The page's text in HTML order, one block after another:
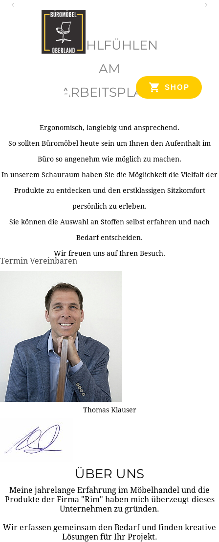
SHOP
WOHLFÜHLEN
AM
ARBEITSPLATZ
Ergonomisch, langlebig und ansprechend.
So sollten Büromöbel heute sein um Ihnen den Aufenthalt im
Büro so angenehm wie möglich zu machen.
In unserem Schauraum haben Sie die Möglichkeit die Vielfalt der
Produkte zu entdecken und den erstklassigen Sitzkomfort
persönlich zu erleben.
Sie können die Auswahl an Stoffen selbst erfahren und nach
Bedarf entscheiden.
Wir freuen uns auf Ihren Besuch.
Termin Vereinbaren
Thomas Klauser
ÜBER UNS
Meine jahrelange Erfahrung im Möbelhandel und die
Produkte der Firma "Rim" haben mich überzeugt dieses
Unternehmen zu gründen.
Wir erfassen gemeinsam den Bedarf und finden kreative
Lösungen für Ihr Projekt.